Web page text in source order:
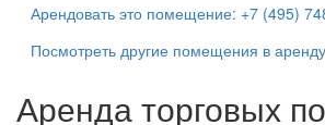
Арендовать это помещение: +7 (495)
Посмотреть другие помещения в аренду
Аренда торговых